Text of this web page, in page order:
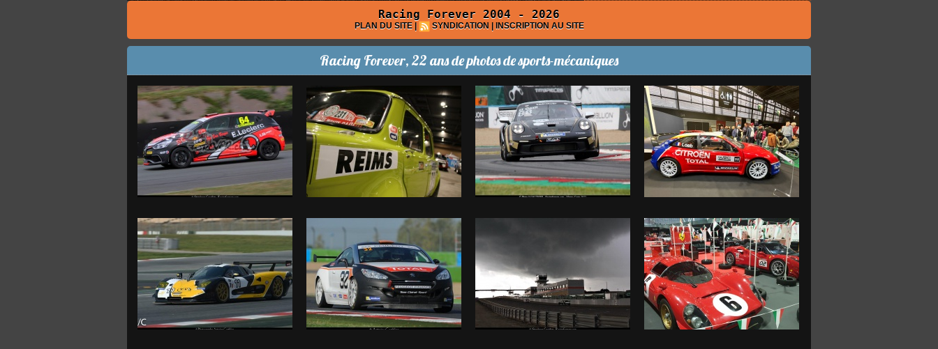
Racing Forever 2004 - 2026
PLAN DU SITE | SYNDICATION | INSCRIPTION AU SITE
Racing Forever, 22 ans de photos de sports-mécaniques